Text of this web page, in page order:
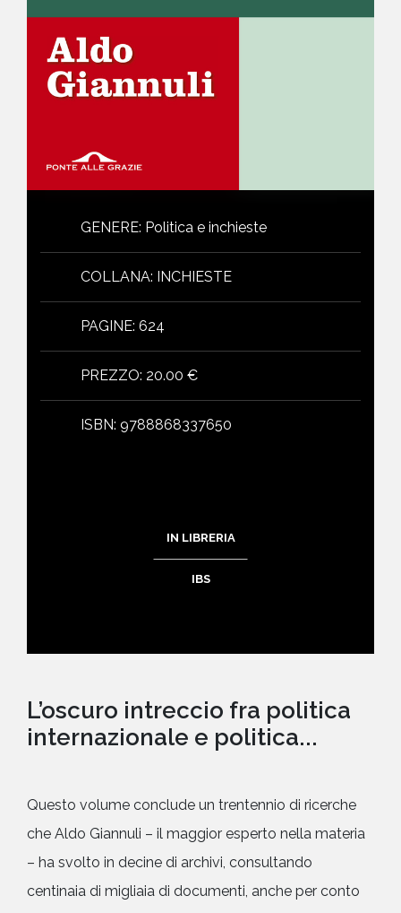
GENERE: Politica e inchieste
COLLANA: INCHIESTE
PAGINE: 624
PREZZO: 20.00 €
ISBN: 9788868337650
IN LIBRERIA
IBS
L’oscuro intreccio fra politica
internazionale e politica...
Questo volume conclude un trentennio di ricerche
che Aldo Giannuli – il maggior esperto nella materia
– ha svolto in decine di archivi, consultando
centinaia di migliaia di documenti, anche per conto